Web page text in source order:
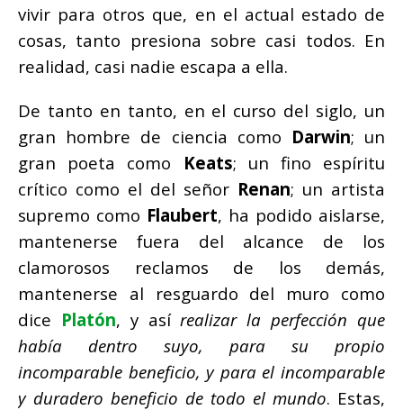
vivir para otros que, en el actual estado de
cosas, tanto presiona sobre casi todos. En
realidad, casi nadie escapa a ella.
De tanto en tanto, en el curso del siglo, un
gran hombre de ciencia como Darwin; un
gran poeta como Keats; un fino espíritu
crítico como el del señor Renan; un artista
supremo como Flaubert, ha podido aislarse,
mantenerse fuera del alcance de los
clamorosos reclamos de los demás,
mantenerse al resguardo del muro como
dice Platón, y asírealizar la perfección que
había dentro suyo, para su propio
incomparable beneficio, y para el incomparable
y duradero beneficio de todo el mundo. Estas,